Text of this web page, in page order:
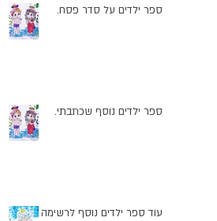
ספר ילדים על סדר פסח.
ספר ילדים נוסף שכתבתי.
עוד ספר ילדים נוסף לרשימה